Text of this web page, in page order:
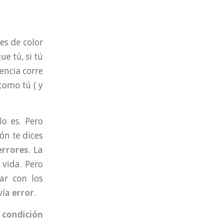
de color
tú, si tú
corre
tú ( y
es. Pero
te dices
. La
Pero
con los
error.